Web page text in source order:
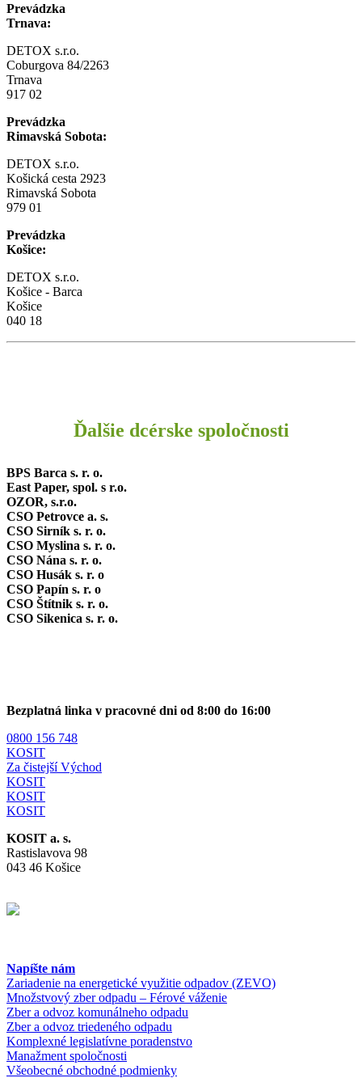
Prevádzka
Trnava:
DETOX s.r.o.
Coburgova 84/2263
Trnava
917 02
Prevádzka
Rimavská Sobota:
DETOX s.r.o.
Košická cesta 2923
Rimavská Sobota
979 01
Prevádzka
Košice:
DETOX s.r.o.
Košice - Barca
Košice
040 18
Ďalšie dcérske spoločnosti
BPS Barca s. r. o.
East Paper, spol. s r.o.
OZOR, s.r.o.
CSO Petrovce a. s.
CSO Sirník s. r. o.
CSO Myslina s. r. o.
CSO Nána s. r. o.
CSO Husák s. r. o
CSO Papín s. r. o
CSO Štítnik s. r. o.
CSO Sikenica s. r. o.
Bezplatná linka v pracovné dni od 8:00 do 16:00
0800 156 748
KOSIT
Za čistejší Východ
KOSIT
KOSIT
KOSIT
KOSIT a. s.
Rastislavova 98
043 46 Košice
Napíšte nám
Zariadenie na energetické využitie odpadov (ZEVO)
Množstvový zber odpadu – Férové váženie
Zber a odvoz komunálneho odpadu
Zber a odvoz triedeného odpadu
Komplexné legislatívne poradenstvo
Manažment spoločnosti
Všeobecné obchodné podmienky